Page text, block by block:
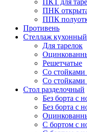
ПКТ для
ПНК
ППК
Противень
Стеллаж кухонный
Для тарелок
Решетчатые
Со стойками
Со стойками
Стол разделочный
Без борта с
Без борта с
С бортом с